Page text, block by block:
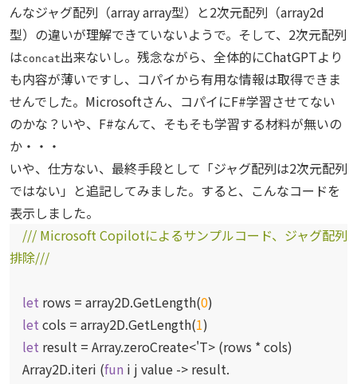
んなジャグ配列（array array型）と2次元配列（array2d
型）の違いが理解できていないようで。そして、2次元配列
はconcat出来ないし。残念ながら、全体的にChatGPTより
も内容が薄いですし、コパイから有用な情報は取得できま
せんでした。Microsoftさん、コパイにF#学習させてない
のかな？いや、F#なんて、そもそも学習する材料が無いの
か・・・
いや、仕方ない、最終手段として「ジャグ配列は2次元配列
ではない」と追記してみました。すると、こんなコードを
表示しました。
/// Microsoft Copilotによるサンプルコード、ジャグ配列
排除///
let rows = array2D.GetLength(0)
let cols = array2D.GetLength(1)
let result = Array.zeroCreate<'T> (rows * cols)
Array2D.iteri (fun i j value -> result.